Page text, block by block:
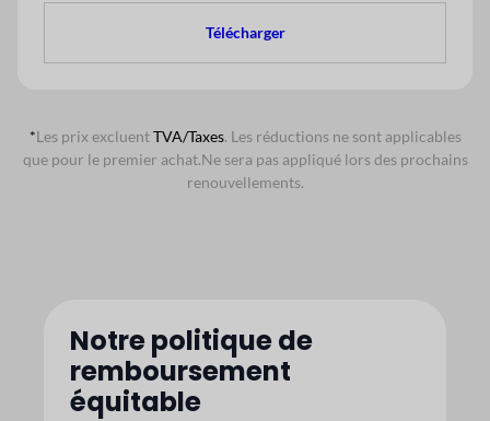
Télécharger
*Les prix excluentTVA/Taxes. Les réductions ne sont applicables
que pour le premier achat.Ne sera pas appliqué lors des prochains
renouvellements.
Notre politique de
remboursement
équitable